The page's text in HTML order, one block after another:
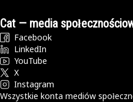
Cat — media
Facebook
LinkedIn
YouTube
X
Instagram
Wszystkie konta mediów